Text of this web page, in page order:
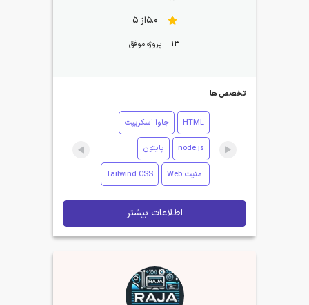
5.0از 5
13 پروژه موفق
تخصص ها
HTML جاوا اسکریپت
node.js پایتون
امنیت Web Tailwind CSS
اطلاعات بیشتر